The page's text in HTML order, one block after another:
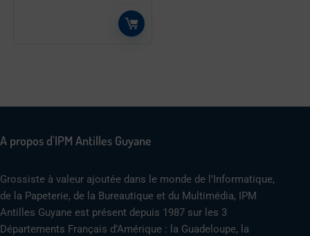
A propos d'IPM Antilles Guyane
Grossiste à valeur ajoutée dans le monde de l’Informatique,
de la Papeterie, de la Bureautique et du Multimédia, IPM
Antilles Guyane est présent depuis 1987 sur les 3
Départements Français d’Amérique : la Guadeloupe, la